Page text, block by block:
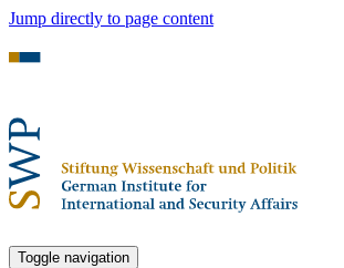
Jump directly to page content
Toggle navigation